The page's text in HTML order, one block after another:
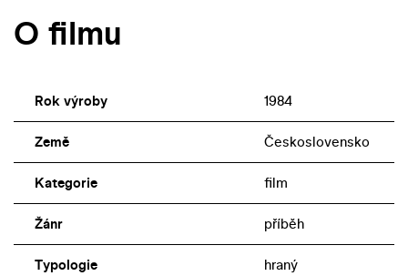
Měšťan napsal postavu Ondřeje a jeho nejlepšího
O filmu
Rok výroby 1984
Země Československo
Kategorie film
Žánr příběh
Typologie hraný